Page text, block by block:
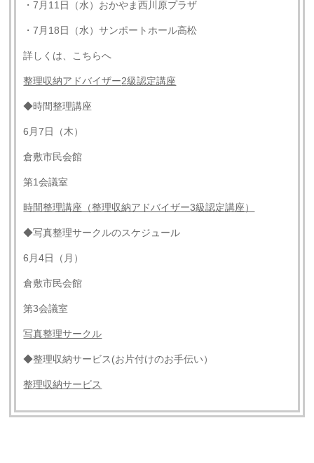
・7月11日（水）おかやま西川原プラザ
・7月18日（水）サンポートホール高松
詳しくは、こちらへ
整理収納アドバイザー2級認定講座
◆時間整理講座
6月7日（木）
倉敷市民会館
第1会議室
時間整理講座（整理収納アドバイザー3級認定講座）
◆写真整理サークルのスケジュール
6月4日（月）
倉敷市民会館
第3会議室
写真整理サークル
◆整理収納サービス(お片付けのお手伝い）
整理収納サービス